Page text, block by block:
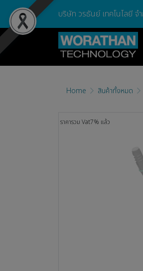
บริษัท วรธันย์ เทคโนโลยี จ
Home สินค้าทั้งหมด
ราคารวม Vat7% แล้ว